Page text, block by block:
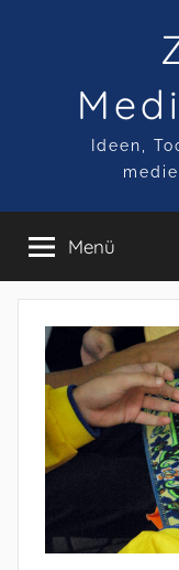
Ideen,
Menü